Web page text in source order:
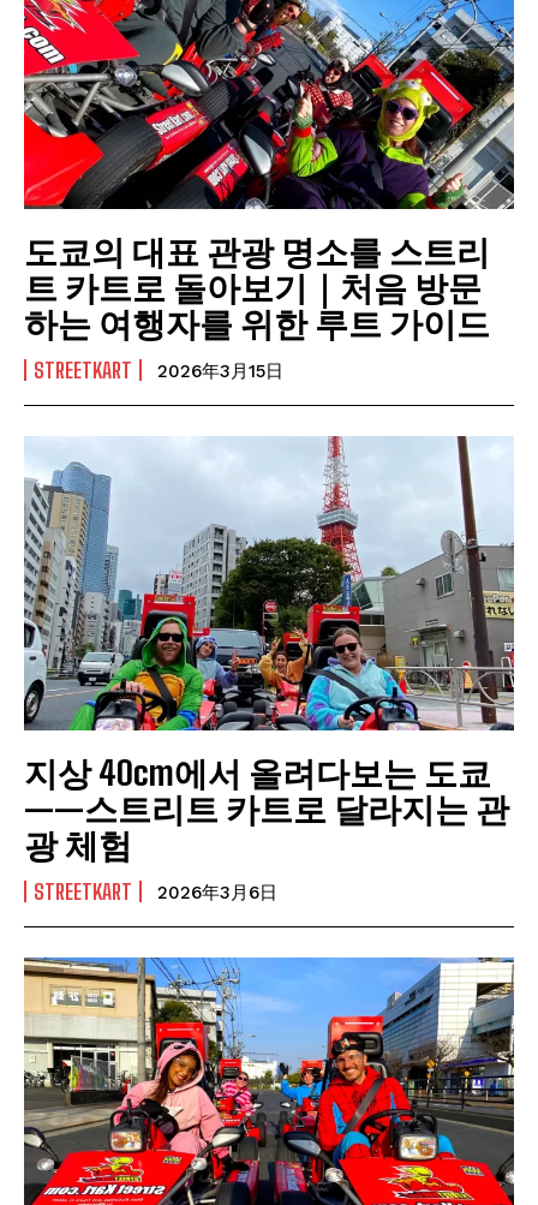
도쿄의 대표 관광 명소를 스트리
트 카트로 돌아보기｜처음 방문
하는 여행자를 위한 루트 가이드
STREETKART 2026年3月15日
지상 40cm에서 올려다보는 도쿄
——스트리트 카트로 달라지는 관
광 체험
STREETKART 2026年3月6日